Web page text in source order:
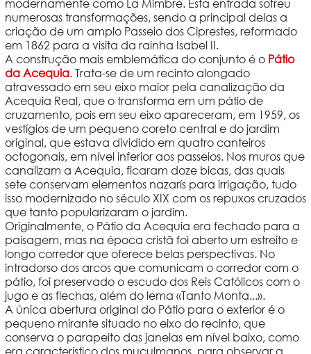
modernamente como La Mimbre. Esta entrada sofreu
numerosas transformações, sendo a principal delas a
criação de um amplo Passeio dos Ciprestes, reformado
em 1862 para a visita da rainha Isabel II.
A construção mais emblemática do conjunto é o Pátio
da Acequia. Trata-se de um recinto alongado
atravessado em seu eixo maior pela canalização da
Acequia Real, que o transforma em um pátio de
cruzamento, pois em seu eixo apareceram, em 1959, os
vestígios de um pequeno coreto central e do jardim
original, que estava dividido em quatro canteiros
octogonais, em nível inferior aos passeios. Nos muros que
canalizam a Acequia, ficaram doze bicas, das quais
sete conservam elementos nazarís para irrigação, tudo
isso modernizado no século XIX com os repuxos cruzados
que tanto popularizaram o jardim.
Originalmente, o Pátio da Acequia era fechado para a
paisagem, mas na época cristã foi aberto um estreito e
longo corredor que oferece belas perspectivas. No
intradorso dos arcos que comunicam o corredor com o
pátio, foi preservado o escudo dos Reis Católicos com o
jugo e as flechas, além do lema «Tanto Monta...».
A única abertura original do Pátio para o exterior é o
pequeno mirante situado no eixo do recinto, que
conserva o parapeito das janelas em nível baixo, como
era característico dos muçulmanos, para observar a